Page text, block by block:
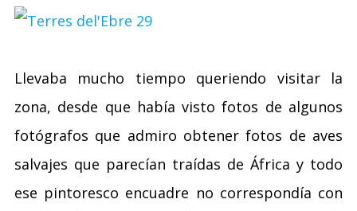
Llevaba mucho tiempo queriendo visitar la
zona, desde que había visto fotos de algunos
fotógrafos que admiro obtener fotos de aves
salvajes que parecían traídas de África y todo
ese pintoresco encuadre no correspondía con